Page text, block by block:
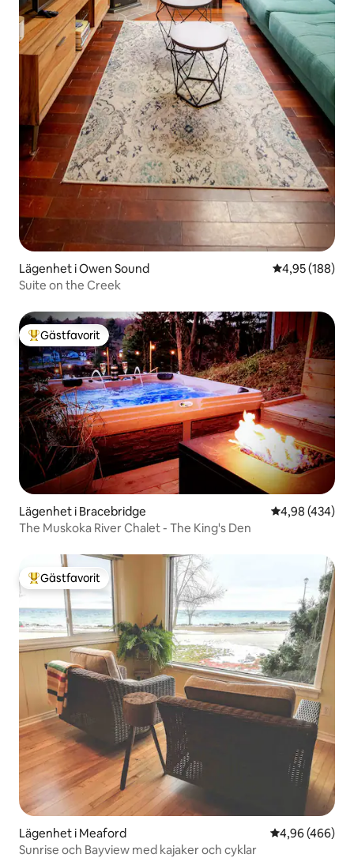
Lägenhet i Owen Sound 4,95 av 5 i
4,95 (188)
Suite on the Creek
Populär gästfavorit
Gästfavorit
Lägenhet i Bracebridge 4,98 av 5 i
4,98 (434)
The Muskoka River Chalet - The King's Den
Populär gästfavorit
Gästfavorit
Lägenhet i Meaford 4,96 av 5 i
4,96 (466)
Sunrise och Bayview med kajaker och cyklar